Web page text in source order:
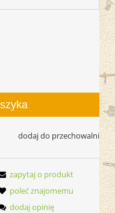
dodaj do przechowalni
zapytaj o produkt
poleć znajomemu
dodaj opinię